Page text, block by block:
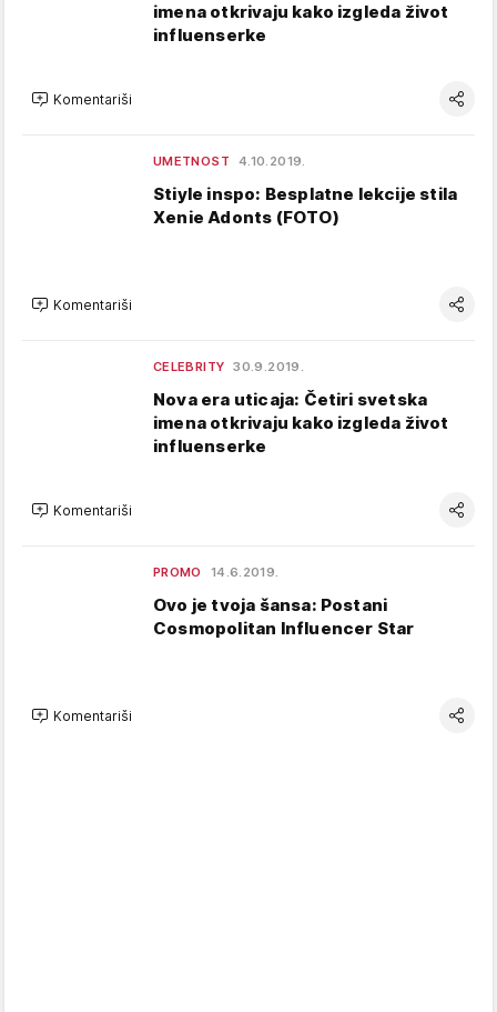
imena otkrivaju kako izgleda život
influenserke
Komentariši
UMETNOST 4.10.2019.
Stiyle inspo: Besplatne lekcije stila
Xenie Adonts (FOTO)
Komentariši
CELEBRITY 30.9.2019.
Nova era uticaja: Četiri svetska
imena otkrivaju kako izgleda život
influenserke
Komentariši
PROMO 14.6.2019.
Ovo je tvoja šansa: Postani
Cosmopolitan Influencer Star
Komentariši